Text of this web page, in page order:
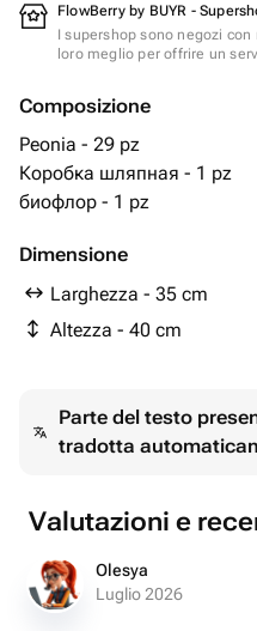
FlowBerry by BUYR -
I supershop sono negozi
loro meglio per offrire un
Composizione
Peonia - 29 pz
Коробка шляпная - 1 pz
биофлор - 1 pz
Dimensione
Larghezza - 35 cm
Altezza - 40 cm
Parte del testo
tradotta
Valutazioni e
Olesya
Luglio 2026